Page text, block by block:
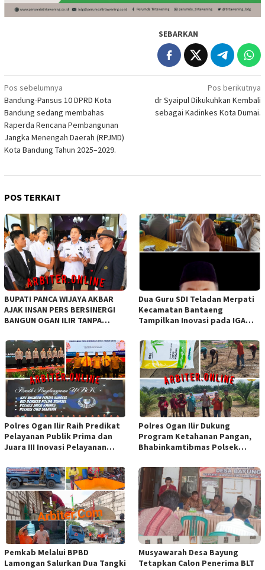
SEBARKAN
Navigasi
pos
Pos sebelumnya
Bandung-Pansus 10 DPRD Kota
Bandung sedang membahas
Raperda Rencana Pembangunan
Jangka Menengah Daerah (RPJMD)
Kota Bandung Tahun 2025–2029.
Pos berikutnya
dr Syaipul Dikukuhkan Kembali
sebagai Kadinkes Kota Dumai.
POS TERKAIT
BUPATI PANCA WIJAYA AKBAR
AJAK INSAN PERS BERSINERGI
BANGUN OGAN ILIR TANPA
Dua Guru SDI Teladan Merpati
Kecamatan Bantaeng
Tampilkan Inovasi pada IGA
Sulawesi
Polres Ogan Ilir Raih Predikat
Pelayanan Publik Prima dan
Juara III Inovasi Pelayanan
Polres Ogan Ilir Dukung
Program Ketahanan Pangan,
Bhabinkamtibmas Polsek
Jagung Pipil di Desa Sungai
Rambutan
Pemkab Melalui BPBD
Lamongan Salurkan Dua Tangki
Musyawarah Desa Bayung
Tetapkan Calon Penerima BLT